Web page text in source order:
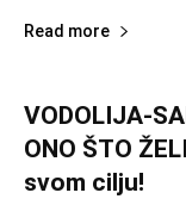
Read more
VODOLIJA-
ONO ŠTO
svom cilju!